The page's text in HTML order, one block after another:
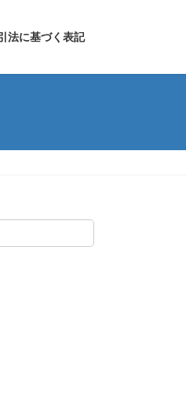
法に基づく表記